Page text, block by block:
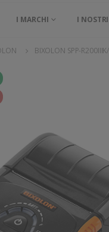
I MARCHI I
BIXOLON SPP-